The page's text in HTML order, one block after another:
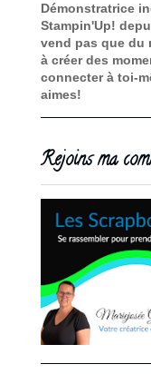
Démonstratrice
Stampin'Up!
vend pas que du
à créer des
connecter à toi-
aimes!
Rejoins ma